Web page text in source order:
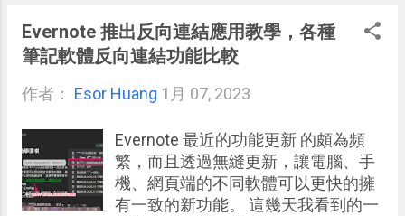
Evernote 推出反向連結應用教學，各種
筆記軟體反向連結功能比較
作者： Esor Huang 1月 07, 2023
Evernote 最近的功能更新 的頗為頻
繁，而且透過無縫更新，讓電腦、手
機、網頁端的不同軟體可以更快的擁
有一致的新功能。 這幾天我看到的一